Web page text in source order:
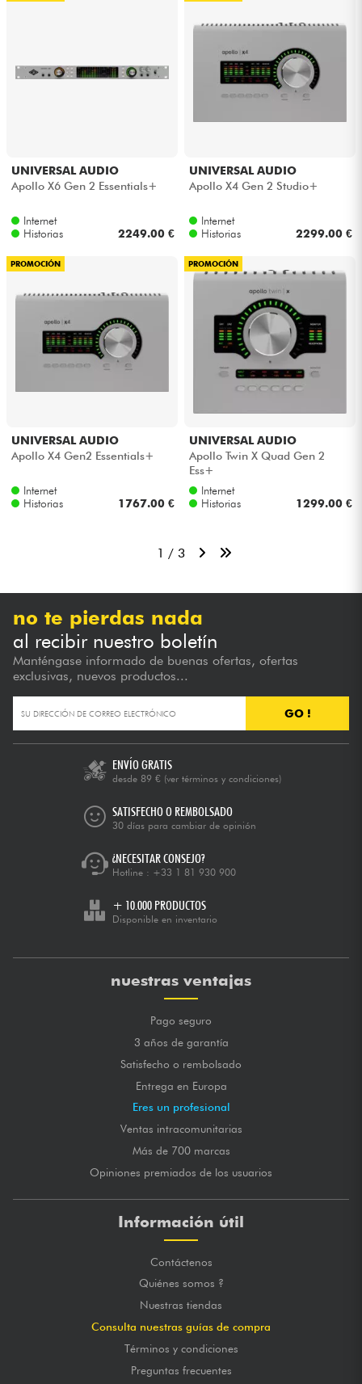
UNIVERSAL AUDIO
Apollo X6 Gen 2 Essentials+
Internet
Historias
2249.00 €
UNIVERSAL AUDIO
Apollo X4 Gen 2 Studio+
Internet
Historias
2299.00 €
PROMOCIÓN
UNIVERSAL AUDIO
Apollo X4 Gen2 Essentials+
Internet
Historias
1767.00 €
PROMOCIÓN
UNIVERSAL AUDIO
Apollo Twin X Quad Gen 2
Ess+
Internet
Historias
1299.00 €
1 / 3
no te pierdas nada
al recibir nuestro boletín
Manténgase informado de buenas ofertas, ofertas
exclusivas, nuevos productos...
GO !
ENVÍO GRATIS
desde 89 € (ver términos y condiciones)
SATISFECHO O REMBOLSADO
30 días para cambiar de opinión
¿NECESITAR CONSEJO?
Hotline : +33 1 81 930 900
+ 10.000 PRODUCTOS
Disponible en inventario
nuestras ventajas
Pago seguro
3 años de garantía
Satisfecho o rembolsado
Entrega en Europa
Eres un profesional
Ventas intracomunitarias
Más de 700 marcas
Opiniones premiados de los usuarios
Información útil
Contáctenos
Quiénes somos ?
Nuestras tiendas
Consulta nuestras guías de compra
Términos y condiciones
Preguntas frecuentes